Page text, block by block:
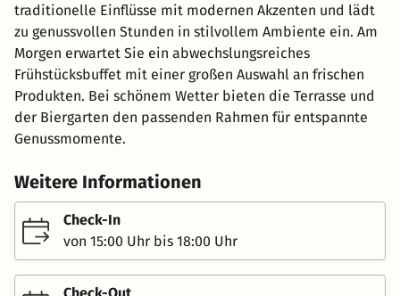
traditionelle Einflüsse mit modernen Akzenten und lädt
zu genussvollen Stunden in stilvollem Ambiente ein. Am
Morgen erwartet Sie ein abwechslungsreiches
Frühstücksbuffet mit einer großen Auswahl an frischen
Produkten. Bei schönem Wetter bieten die Terrasse und
der Biergarten den passenden Rahmen für entspannte
Genussmomente.
Weitere Informationen
Check-In
von 15:00 Uhr bis 18:00 Uhr
Check-Out